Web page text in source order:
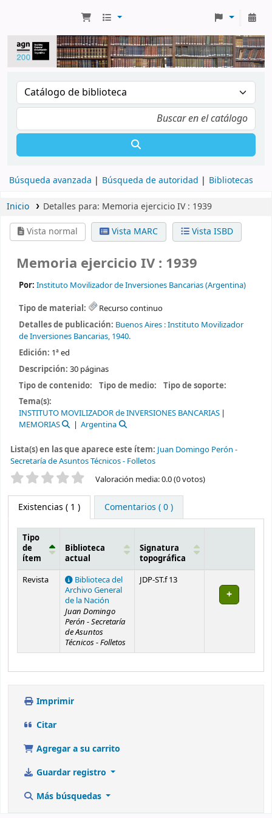
Búsqueda avanzada Búsqueda de autoridad Bibliotecas
Inicio Detalles para: Memoria ejercicio IV : 1939
Vista normal
Vista MARC Vista ISBD
Memoria ejercicio IV : 1939
Por: Instituto Movilizador de Inversiones Bancarias (Argentina)
Tipo de material:
Recurso continuo
Detalles de publicación: Buenos Aires :Instituto Movilizador
de Inversiones Bancarias, 1940.
Edición: 1ª ed
Descripción: 30 páginas
Tipo de contenido:
Tipo de medio:
Tipo de soporte:
Tema(s):
INSTITUTO MOVILIZADOR de INVERSIONES BANCARIAS
MEMORIAS
Argentina
Lista(s) en las que aparece este ítem: Juan Domingo Perón -
Secretaría de Asuntos Técnicos - Folletos
Valoración Valoración media: 0.0 (0 votos)
Existencias ( 1 ) Comentarios ( 0 )
Existencias
Tipo
de
ítem
Biblioteca
actual
Signatura
topográfica
Revista
Biblioteca del
Archivo General
de la Nación
Juan Domingo
Perón - Secretaría
de Asuntos
Técnicos - Folletos
JDP-ST.f 13
Imprimir
Citar
Agregar a su carrito
Guardar registro
Más búsquedas